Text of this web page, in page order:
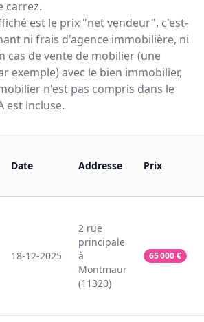
carrez.
est le prix "net vendeur", c'est-
ni frais d'agence immobilière, ni
cas de vente de mobilier (une
exemple) avec le bien immobilier,
n'est pas compris dans le
est incluse.
Date Addresse Prix
18-12-2025
2 rue
principale
à
Montmaur
(11320)
65 000€